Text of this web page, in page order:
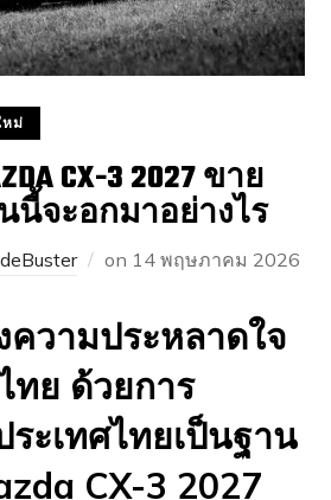
หม่
CX-3 2027 ขาย
จะอกมาอย่างไร
on 14 พฤษภาคม 2026
ความประหลาดใจ
ทย ด้วยการ
ะเทศไทยเป็นฐาน
CX-3 2027